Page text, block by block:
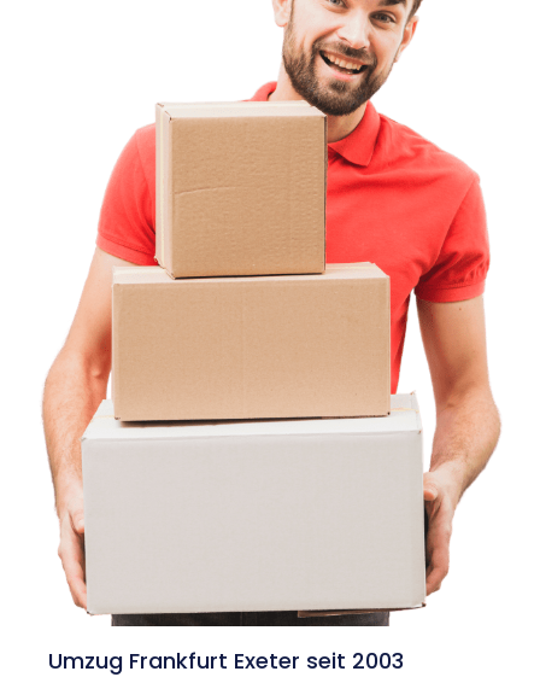
Umzug Frankfurt Exeter seit 2003